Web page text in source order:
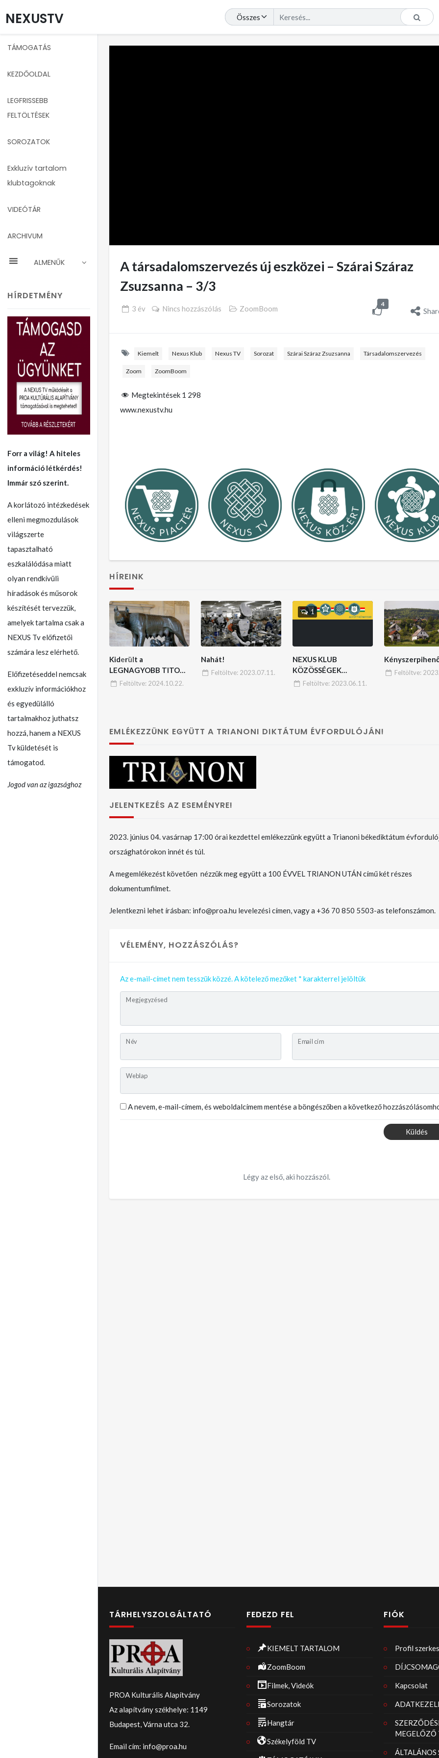
NEXUSTV
TÁMOGATÁS
KEZDŐOLDAL
LEGFRISSEBB
FELTÖLTÉSEK
SOROZATOK
Exkluzív tartalom
klubtagoknak
VIDEÓTÁR
ARCHIVUM
ALMENŰK
HÍRDETMÉNY
Forr a világ! A hiteles
információ létkérdés!
Immár szó szerint.
A korlátozó intézkedések
elleni megmozdulások
világszerte
tapasztalható
eszkalálódása miatt
olyan rendkívüli
híradások és műsorok
készítését tervezzük,
amelyek tartalma csak a
NEXUS Tv előfizetői
számára lesz elérhető.
Előfizetéseddel nemcsak
exkluzív információkhoz
és egyedülálló
tartalmakhoz juthatsz
hozzá, hanem a NEXUS
Tv küldetését is
támogatod.
Jogod van az igazsághoz
A társadalomszervezés új eszközei – Szárai Száraz
Zsuzsanna – 3/3
3 év Nincs hozzászólás ZoomBoom
4
Kiemelt Nexus Klub Nexus TV Sorozat Szárai Száraz Zsuzsanna Társadalomszervezés
Zoom ZoomBoom
Megtekintések 1 298
www.nexustv.hu
HÍREINK
Kiderült a
LEGNAGYOBB TITOK:
A trák-dákok képviselik
Feltöltve: 2024.10.22.
Nahát!
Feltöltve: 2023.07.11.
1
NEXUS KLUB
KÖZÖSSÉGEK
HÁLÓZATA
Feltöltve: 2023.06.11.
Feltöltve:
EMLÉKEZZÜNK EGYÜTT A TRIANONI DIKTÁTUM ÉVFORDULÓJÁN!
JELENTKEZÉS AZ ESEMÉNYRE!
2023. június 04. vasárnap 17:00 órai kezdettel emlékezzünk együtt a Trianoni békediktátum
országhatórokon innét és túl.
A megemlékezést követően nézzük meg együtt a 100 ÉVVEL TRIANON UTÁN című két részes
dokumentumfilmet.
Jelentkezni lehet írásban: info@proa.hu levelezési címen, vagy a +36 70 850 5503-as telefonszámon.
VÉLEMÉNY, HOZZÁSZÓLÁS?
Az e-mail-címet nem tesszük közzé.A kötelező mezőket * karakterrel jelöltük
Megjegyzésed
Név Email cím
Weblap
A nevem, e-mail-címem, és weboldalcímem mentése a böngészőben a következő
Küldés
Légy az első, aki hozzászól.
TÁRHELYSZOLGÁLTATÓ
PROA Kulturális Alapítvány
Az alapítvány székhelye: 1149
Budapest, Várna utca 32.
Email cím: info@proa.hu
FEDEZD FEL
KIEMELT TARTALOM
ZoomBoom
Filmek, Videók
Sorozatok
Hangtár
Székelyföld TV
FIÓK
Profil
Kapcsolat
MEGELŐZŐ
ÁLTALÁNOS